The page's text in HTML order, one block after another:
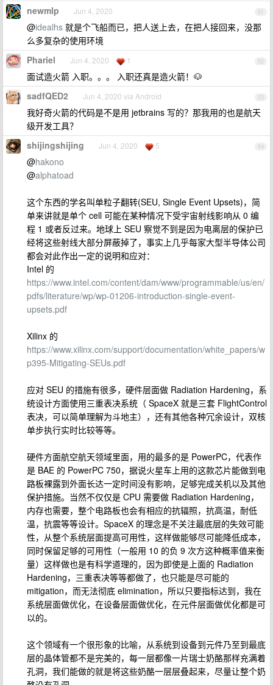
51
newmlp Jun 4, 2020
@idealhs 就是个飞船而已，把人送上去，在把人接回来，没那
么多复杂的使用环境
52
Phariel Jun 4, 2020 1
面试造火箭 入职。。。 入职还真是造火箭！🐶
53
sadfQED2 Jun 4, 2020 via Android
我好奇火箭的代码是不是用 jetbrains 写的？那我用的也是航天
级开发工具？
54
shijingshijing Jun 4, 2020 5
@hakono
@alphatoad
这个东西的学名叫单粒子翻转(SEU, Single Event Upsets)，简
单来讲就是单个 cell 可能在某种情况下受宇宙射线影响从 0 编
程 1 或者反过来。地球上 SEU 察觉不到是因为电离层的保护已
经将这些射线大部分屏蔽掉了，事实上几乎每家大型半导体公司
都会对此作出一定的说明和应对：
Intel 的
https://www.intel.com/content/dam/www/programmable/us/en/
pdfs/literature/wp/wp-01206-introduction-single-event-
upsets.pdf
Xilinx 的
https://www.xilinx.com/support/documentation/white_papers/w
p395-Mitigating-SEUs.pdf
应对 SEU 的措施有很多，硬件层面做 Radiation Hardening，系
统设计方面使用三重表决系统（ SpaceX 就是三套 FlightControl
表决，可以简单理解为斗地主），还有其他各种冗余设计，双核
单步执行实时比较等等。
硬件方面航空航天领域里面，用的最多的是 PowerPC，代表作
是 BAE 的 PowerPC 750，据说火星车上用的这款芯片能做到电
路板裸露到外面长达一定时间没有影响，足够完成关机以及其他
保护措施。当然不仅仅是 CPU 需要做 Radiation Hardening，
内存也需要，整个电路板也会有相应的抗辐照，抗高温，耐低
温，抗震等等设计。SpaceX 的理念是不关注最底层的失效可能
性，从整个系统层面提高可用性，这样做能够尽可能降低成本，
同时保留足够的可用性（一般用 10 的负 9 次方这种概率值来衡
量）这样做也是有科学道理的，因为即使是上面的 Radiation
Hardening，三重表决等等都做了，也只能是尽可能的
mitigation，而无法彻底 elimination，所以只要指标达到，我在
系统层面做优化，在设备层面做优化，在元件层面做优化都是可
以的。
这个领域有一个很形象的比喻，从系统到设备到元件乃至到最底
层的晶体管都不是完美的，每一层都像一片瑞士奶酪那样充满着
孔洞，我们能做的就是将这些奶酪一层层叠起来，尽量让整个奶